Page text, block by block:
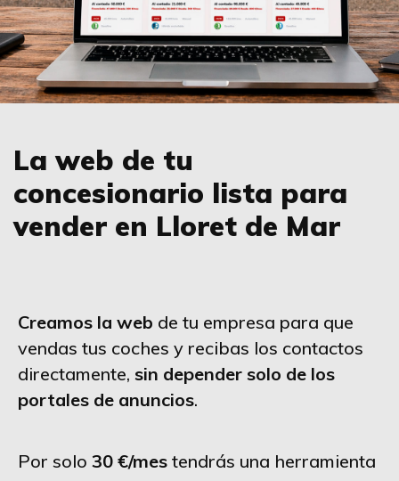
La web de tu
concesionario lista para
vender en Lloret de Mar
Creamos la web de tu empresa para que
vendas tus coches y recibas los contactos
directamente, sin depender solo de los
portales de anuncios.
Por solo 30 €/mes tendrás una herramienta